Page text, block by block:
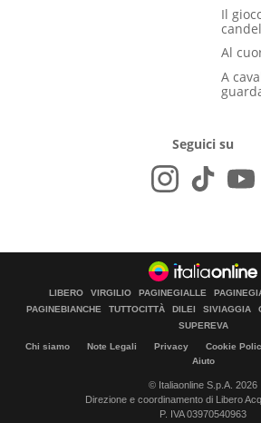
Il
Al
A
Seguici su
LIBERO VIRGILIO PAGINEGIALLE
PAGINEBIANCHE
TUTTOCITTÀ DILEI SIVIAGGIA
SUPEREVA
Chi siamo Note Legali Privacy Cookie
Aiuto
© Italiaonline S.p.A. 2026
Direzione e coordinamento di Libero
P. IVA 03970540963